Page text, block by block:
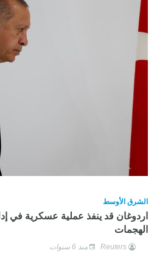
الشرق الأوسط
اردوغان قد ينفذ عملية عسكرية في
الهجمات
Reuters منذ 6 سنوات